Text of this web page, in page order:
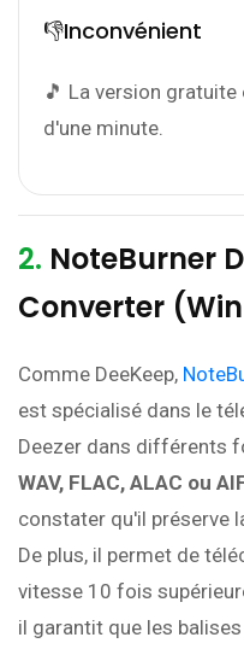
👎Inconvénient
🎵 La version
d'une minute.
2. NoteBurner
Converter
Comme DeeKeep,
est spécialisé dans le
Deezer dans différents
WAV, FLAC, ALAC ou
constater qu'il préserve
De plus, il permet de
vitesse 10 fois
il garantit que les